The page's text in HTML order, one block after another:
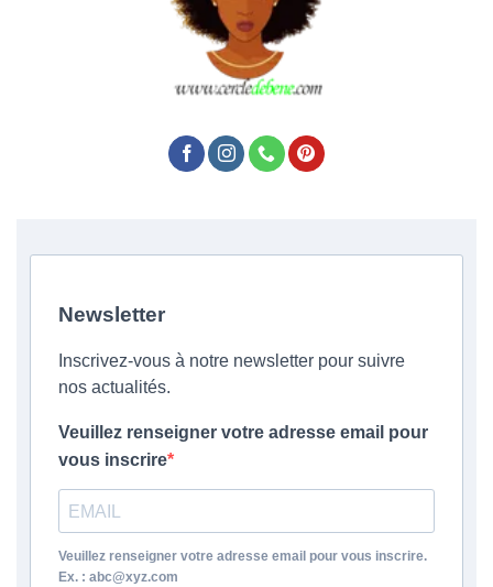
Newsletter
Inscrivez-vous à notre newsletter pour suivre
nos actualités.
Veuillez renseigner votre adresse email pour
vous inscrire
Veuillez renseigner votre adresse email pour vous inscrire.
Ex. : abc@xyz.com